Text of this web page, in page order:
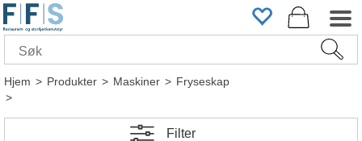
Hjem>Produkter>Maskiner>Fryseskap
>
Filter